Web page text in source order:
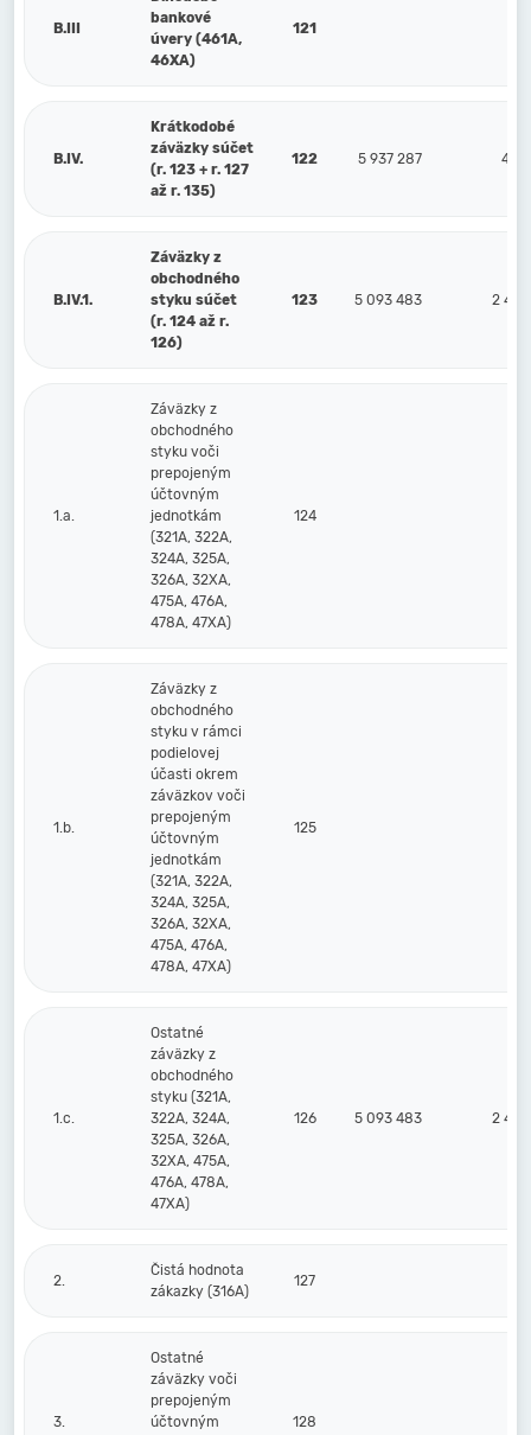
B.III
bankové
úvery (461A,
46XA)
121
B.IV.
Krátkodobé
záväzky súčet
(r. 123 + r. 127
až r. 135)
122 5 937 287 4
B.IV.1.
Záväzky z
obchodného
styku súčet
(r. 124 až r.
126)
123 5 093 483 2
1.a.
Záväzky z
obchodného
styku voči
prepojeným
účtovným
jednotkám
(321A, 322A,
324A, 325A,
326A, 32XA,
475A, 476A,
478A, 47XA)
124
1.b.
Záväzky z
obchodného
styku v rámci
podielovej
účasti okrem
záväzkov voči
prepojeným
účtovným
jednotkám
(321A, 322A,
324A, 325A,
326A, 32XA,
475A, 476A,
478A, 47XA)
125
1.c.
Ostatné
záväzky z
obchodného
styku (321A,
322A, 324A,
325A, 326A,
32XA, 475A,
476A, 478A,
47XA)
126 5 093 483 2
2.
Čistá hodnota
zákazky (316A)
127
3.
Ostatné
záväzky voči
prepojeným
účtovným
128